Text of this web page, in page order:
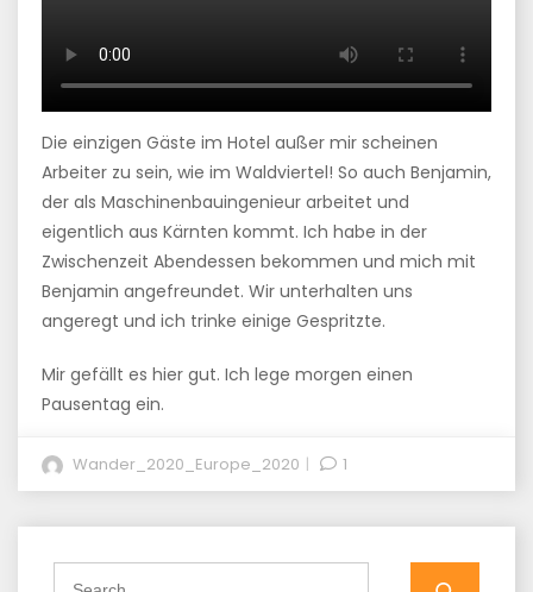
Die einzigen Gäste im Hotel außer mir scheinen
Arbeiter zu sein, wie im Waldviertel! So auch Benjamin,
der als Maschinenbauingenieur arbeitet und
eigentlich aus Kärnten kommt. Ich habe in der
Zwischenzeit Abendessen bekommen und mich mit
Benjamin angefreundet. Wir unterhalten uns
angeregt und ich trinke einige Gespritzte.
Mir gefällt es hier gut. Ich lege morgen einen
Pausentag ein.
Wander_2020_Europe_2020 1